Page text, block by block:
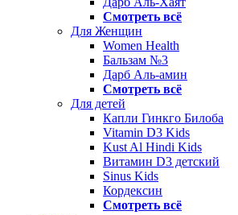
Смотреть всё
Для Женщин
Women Health
Бальзам №3
Дарб Аль-амин
Смотреть всё
Для детей
Капли Гинкго Билоба
Vitamin D3 Kids
Kust Al Hindi Kids
Витамин D3 детский
Sinus Kids
Кордексин
Смотреть всё